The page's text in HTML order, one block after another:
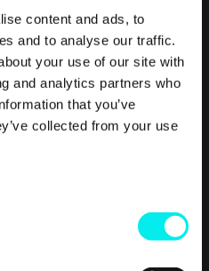
content and ads, to
and to analyse our traffic.
your use of our site with
and analytics partners who
that you’ve
collected from your use
Real